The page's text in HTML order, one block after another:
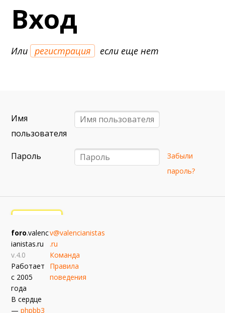
Валенсия — Сельта
25 августа (вт) в 21:00 (исп)
30 августа (вс) в 19:30 (исп)
примерно 13 сентября
Севилья — Валенсия
примерно 16 сентября
Алавес — Валенсия
Расинг — Валенсия
примерно 18 октября
Валенсия — Атлетик
Вход
Или регистрация если еще нет
Имя
пользователя
Пароль
Забыли
пароль?
foro.valenc
ianistas.ru
v.4.0
Работает
с 2005
года
В сердце
—phpbb3
v@valencianistas
.ru
Команда
Правила
поведения